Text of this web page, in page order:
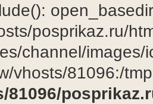
posprikaz.ru/
channel/
vhosts/81096:/
81096/